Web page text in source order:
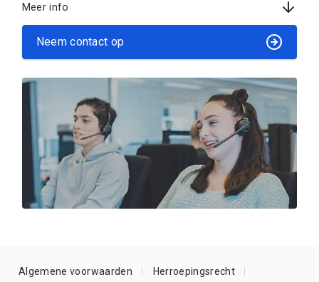
Meer info
Neem contact op
Algemene voorwaarden Herroepingsrecht